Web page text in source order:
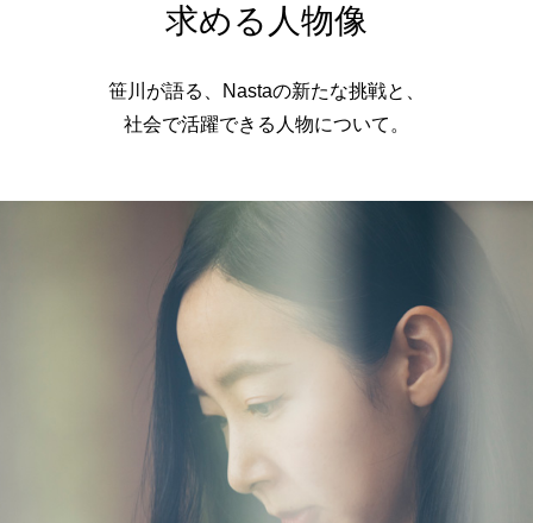
求める人物像
笹川が語る、Nastaの新たな挑戦と、
社会で活躍できる人物について。